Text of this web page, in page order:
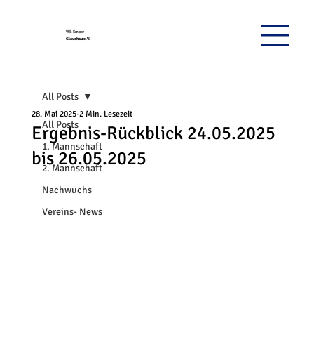
VfB Empor
Glauchau e.V.
All Posts
1. Mannschaft
2. Mannschaft
Nachwuchs
Vereins- News
All Posts
Ergebnis-Rückblick 24.05.2025
bis 26.05.2025
28. Mai 2025 2 Min. Lesezeit